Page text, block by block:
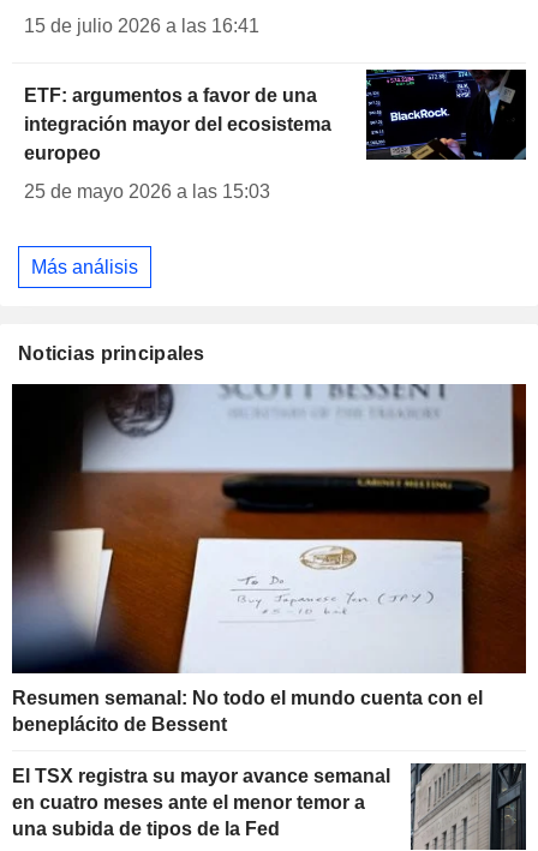
15 de julio 2026 a las 16:41
ETF: argumentos a favor de una
integración mayor del ecosistema
europeo
25 de mayo 2026 a las 15:03
Más análisis
Noticias principales
Resumen semanal: No todo el mundo cuenta con el
beneplácito de Bessent
El TSX registra su mayor avance semanal
en cuatro meses ante el menor temor a
una subida de tipos de la Fed